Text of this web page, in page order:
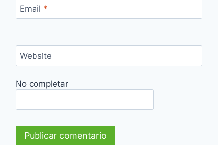
Email *
Website
No completar